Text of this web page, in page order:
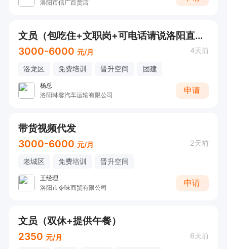
洛阳市信广百货店
文员（包吃住+文职岗+可电话请说洛阳直聘看到的）
3000-6000 元/月 4天前
洛龙区 免费培训 晋升空间 团建
杨总
洛阳琳馨汽车运输有限公司
申请
带货视频代发
3000-6000 元/月 2天前
老城区 免费培训 晋升空间
王经理
洛阳市令味商贸有限公司
申请
文员（双休+提供午餐）
2350 元/月 6天前